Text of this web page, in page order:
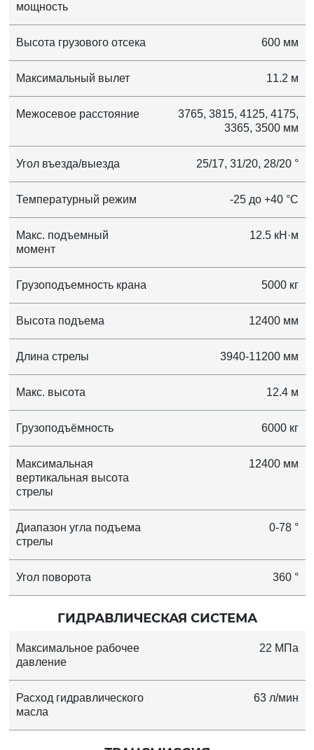
мощность
Высота грузового отсека 600 мм
Максимальный вылет 11.2 м
Межосевое расстояние
3765, 3815, 4125, 4175,
3365, 3500 мм
Угол въезда/выезда 25/17, 31/20, 28/20 °
Температурный режим -25 до +40 °C
Макс. подъемный
момент
12.5 кН·м
Грузоподъемность крана 5000 кг
Высота подъема 12400 мм
Длина стрелы 3940-11200 мм
Макс. высота 12.4 м
Грузоподъёмность 6000 кг
Максимальная
вертикальная высота
стрелы
12400 мм
Диапазон угла подъема
стрелы
0-78 °
Угол поворота 360 °
ГИДРАВЛИЧЕСКАЯ СИСТЕМА
Максимальное рабочее
давление
22 МПа
Расход гидравлического
масла
63 л/мин